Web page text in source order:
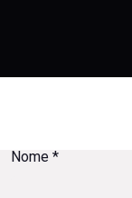
privacidade
Nome *